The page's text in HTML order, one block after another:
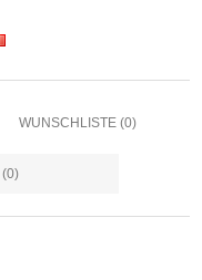
WUNSCHLISTE (0)
(0)